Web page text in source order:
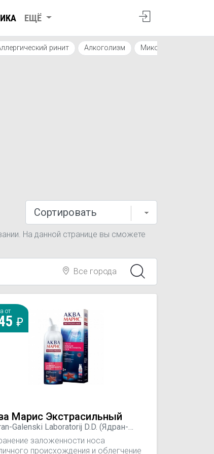
ЕЩЁ
ринит Алкоголизм Микоз
На данной странице вы сможете
Все города
от
Марис Экстрасильный
Galenski Laboratorij D.D. (Ядран-
Лаборатория), Хорватия
заложенности носа
происхождения и облегчение